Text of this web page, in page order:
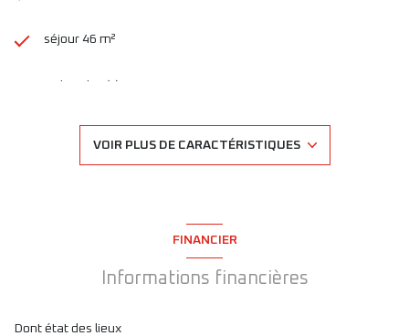
séjour 46 m²
4 chambre(s)
cuisine américaine (semi-équipée)
VOIR PLUS DE CARACTÉRISTIQUES
FINANCIER
Informations financières
Dont état des lieux